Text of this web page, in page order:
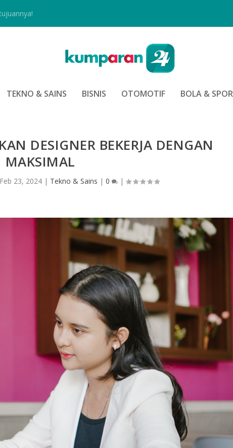
TEKNO & SAINS BISNIS OTOMOTIF BOLA &
DESIGNER BEKERJA DENGAN
MAKSIMAL
Feb 23, 2024 | Tekno & Sains |0 |